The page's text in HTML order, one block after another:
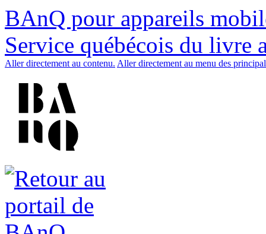
BAnQ pour appareils
Service québécois du livre
Aller directement au contenu. Aller directement au menu des